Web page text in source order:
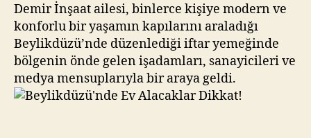
Demir İnşaat ailesi, binlerce kişiye modern ve
konforlu bir yaşamın kapılarını araladığı
Beylikdüzü’nde düzenlediği iftar yemeğinde
bölgenin önde gelen işadamları, sanayicileri ve
medya mensuplarıyla bir araya geldi.